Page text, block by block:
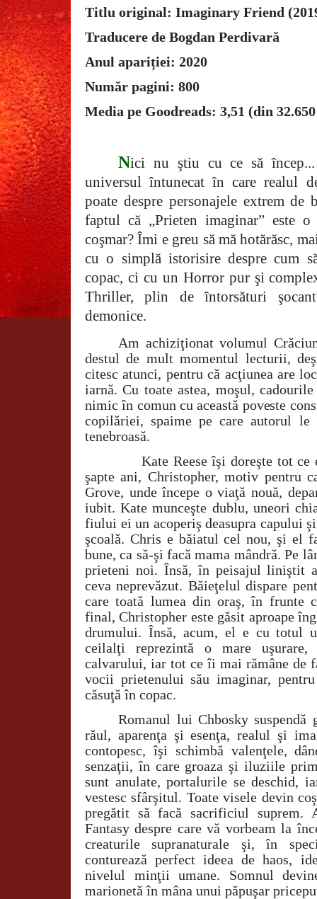
Titlu original: Imaginary Friend
Traducere de Bogdan Perdivară
Anul apariției: 2020
Număr pagini: 800
Media pe Goodreads: 3,51 (din
Nici nu ştiu cu ce să încep...
universul întunecat în care realul
poate despre personajele extrem de
faptul că „Prieten imaginar” este o
coşmar? Îmi e greu să mă hotărăsc,
cu o simplă istorisire despre cum
copac, ci cu un Horror pur şi
Thriller, plin de întorsături
demonice.
Am achiziţionat volumul
destul de mult momentul lecturii,
citesc atunci, pentru că acţiunea are
iarnă. Cu toate astea, moşul,
nimic în comun cu această poveste
copilăriei, spaime pe care autorul le
tenebroasă.
Kate Reese îşi doreşte tot
şapte ani, Christopher, motiv pentru
Grove, unde începe o viaţă nouă,
iubit. Kate munceşte dublu, uneori
fiului ei un acoperiş deasupra capului
şcoală. Chris e băiatul cel nou, şi el
bune, ca să-şi facă mama mândră. Pe
prieteni noi. Însă, în peisajul liniştit
ceva neprevăzut. Băieţelul dispare
care toată lumea din oraş, în frunte
final, Christopher este găsit aproape
drumului. Însă, acum, el e cu totul
ceilalţi reprezintă o mare
calvarului, iar tot ce îi mai rămâne de
vocii prietenului său imaginar,
căsuţă în copac.
Romanul lui Chbosky
răul, aparenţa şi esenţa, realul şi
contopesc, îşi schimbă valenţele,
senzaţii, în care groaza şi iluziile
sunt anulate, portalurile se deschid,
vestesc sfârşitul. Toate visele devin
pregătit să facă sacrificiul suprem.
Fantasy despre care vă vorbeam la
creaturile supranaturale şi, în
conturează perfect ideea de haos,
nivelul minţii umane. Somnul
marionetă în mâna unui păpuşar